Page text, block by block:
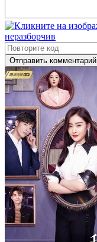
Отправить комментарий